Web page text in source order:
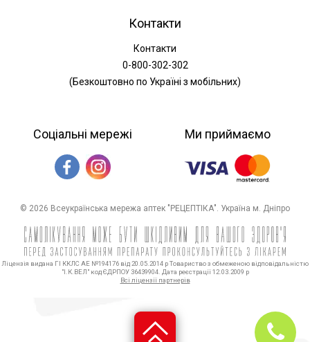
Контакти
Контакти
0-800-302-302
(Безкоштовно по Україні з мобільних)
Соціальні мережі Ми приймаємо
© 2026 Всеукраїнська мережа аптек "РЕЦЕПТІКА". Україна м. Дніпро
Ліцензія видана ГІ ККЛС АЕ №194176 від 20.05.2014 р Товариство з обмеженою відповідальністю
"І.К.ВЕЛ" код ЄДРПОУ 36439904. Дата реєстрації 12.03.2009 р
Всі ліцензії партнерів